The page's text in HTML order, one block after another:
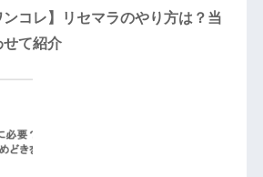
ンコレ】リセマラのやり方は？当
せて紹介